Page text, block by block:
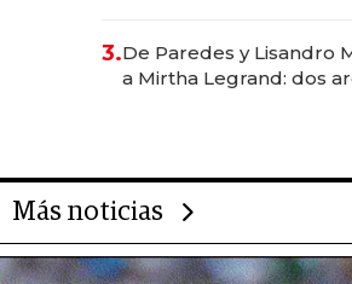
las marcas "fast
3.De Paredes y Lisandro
a Mirtha Legrand: dos
Más noticias